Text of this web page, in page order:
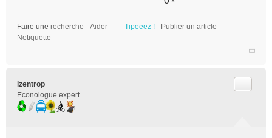
Faire une recherche - Aider - Tipeeez ! - Publier un article -
Netiquette
izentrop
Econologue expert